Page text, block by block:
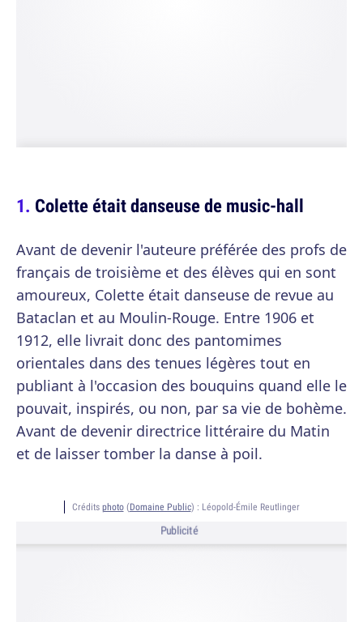
Colette était danseuse de music-hall
Avant de devenir l'auteure préférée des profs de
français de troisième et des élèves qui en sont
amoureux, Colette était danseuse de revue au
Bataclan et au Moulin-Rouge. Entre 1906 et
1912, elle livrait donc des pantomimes
orientales dans des tenues légères tout en
publiant à l'occasion des bouquins quand elle le
pouvait, inspirés, ou non, par sa vie de bohème.
Avant de devenir directrice littéraire du Matin
et de laisser tomber la danse à poil.
Crédits photo(Domaine Public) : Léopold-Émile Reutlinger
Publicité